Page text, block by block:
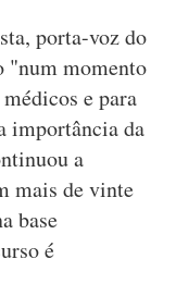
porta-voz do
"num momento
e para
importância da
a
mais de vinte
base
é